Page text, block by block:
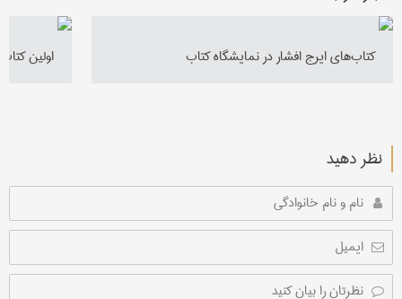
كتا‌ب‌های ایرج افشار در نمایشگاه كتاب اولین
نظر دهید